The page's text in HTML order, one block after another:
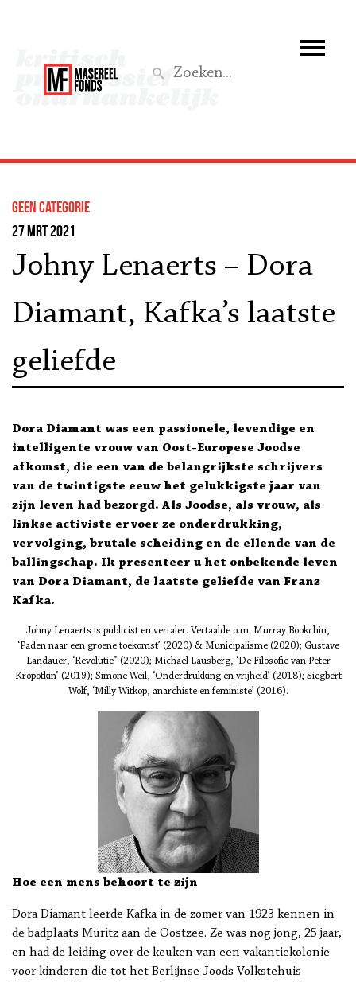
Wat we doen
Aktief
Geen categorie
27 mrt 2021
Johny Lenaerts – Dora
Diamant, Kafka’s laatste
geliefde
Dora Diamant was een passionele, levendige en
intelligente vrouw van Oost-Europese Joodse
afkomst, die een van de belangrijkste schrijvers
van de twintigste eeuw het gelukkigste jaar van
zijn leven had bezorgd. Als Joodse, als vrouw, als
linkse activiste ervoer ze onderdrukking,
vervolging, brutale scheiding en de ellende van de
ballingschap. Ik presenteer u het onbekende leven
van Dora Diamant, de laatste geliefde van Franz
Kafka.
Johny Lenaerts is publicist en vertaler. Vertaalde o.m. Murray Bookchin,
‘Paden naar een groene toekomst’ (2020) & Municipalisme (2020); Gustave
Landauer, ‘Revolutie” (2020); Michael Lausberg, ‘De Filosofie van Peter
Kropotkin’ (2019); Simone Weil, ‘Onderdrukking en vrijheid’ (2018); Siegbert
Wolf, ‘Milly Witkop, anarchiste en feministe’ (2016).
Hoe een mens behoort te zijn
Dora Diamant leerde Kafka in de zomer van 1923 kennen in
de badplaats Müritz aan de Oostzee. Ze was nog jong, 25 jaar,
en had de leiding over de keuken van een vakantiekolonie
voor kinderen die tot het Berlijnse Joods Volkstehuis